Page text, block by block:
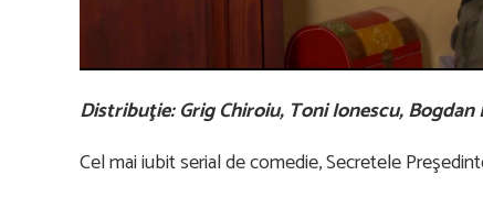
Distribuţie: Grig Chiroiu, Toni Ionescu,
Cel mai iubit serial de comedie, Secretele